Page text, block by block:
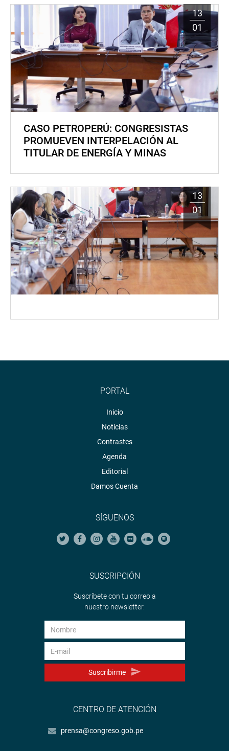
13
01
CASO PETROPERÚ: CONGRESISTAS
PROMUEVEN INTERPELACIÓN AL
TITULAR DE ENERGÍA Y MINAS
13
01
PORTAL
Inicio
Noticias
Contrastes
Agenda
Editorial
Damos Cuenta
SÍGUENOS
SUSCRIPCIÓN
Suscríbete con tu correo a
nuestro newsletter.
Suscribirme
CENTRO DE ATENCIÓN
prensa@congreso.gob.pe